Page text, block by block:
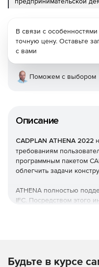
Описание
CADPLAN ATHENA 2022
требованиям
программным пакетом
облегчить задачи
ATHENA полностью
IFC. Посредством этого
Основные
В связи с
точную цену. Оставьте
с вами
Поможем с выбором
Будьте в курсе